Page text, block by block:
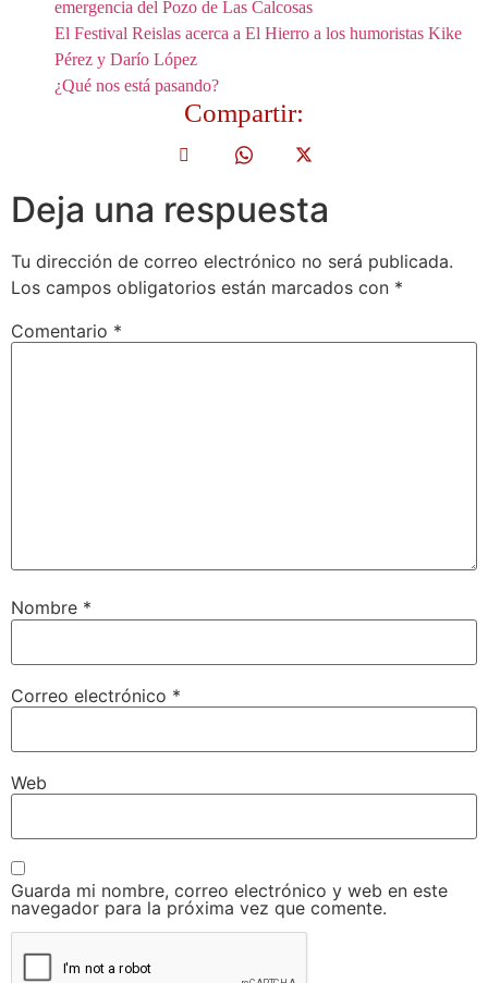
emergencia del Pozo de Las Calcosas
El Festival Reislas acerca a El Hierro a los humoristas Kike
Pérez y Darío López
¿Qué nos está pasando?
Compartir:
Deja una respuesta
Tu dirección de correo electrónico no será publicada.
Los campos obligatorios están marcados con *
Comentario *
Nombre *
Correo electrónico *
Web
Guarda mi nombre, correo electrónico y web en este
navegador para la próxima vez que comente.